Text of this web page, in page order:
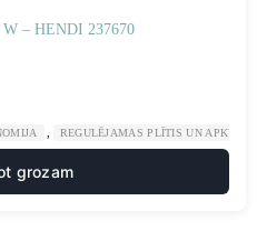
W – HENDI 237670
REGULĒJAMAS PLĪTIS UN
grozam